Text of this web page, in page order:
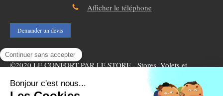
Afficher le téléphone
Demander un devis
©2020 LE CONFORT PAR LE STORE - Stores, Volets et